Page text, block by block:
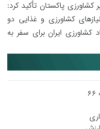
پاکستان تأکید کرد:
کشاورزی و غذایی دو
کشاورزی ایران برای سفر به